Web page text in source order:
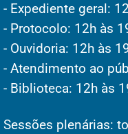
- Expediente geral:
- Protocolo: 12h às
- Ouvidoria: 12h às
- Atendimento ao
- Biblioteca: 12h às
Sessões plenárias: